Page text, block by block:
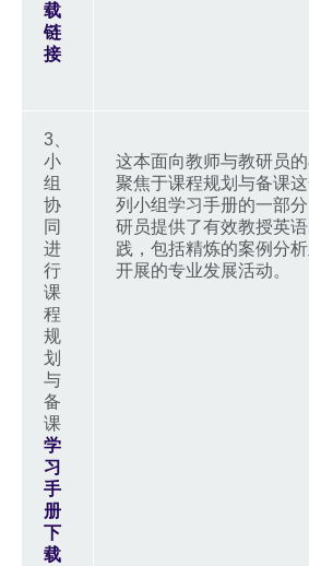
载
链
接
3、
小
组
协
同
进
行
课
程
规
划
与
备
课
学
习
手
册
下
载
这本面向教师与教研员的
聚焦于课程规划与备课
列小组学习手册的一部
研员提供了有效教授英
践，包括精炼的案例分
开展的专业发展活动。